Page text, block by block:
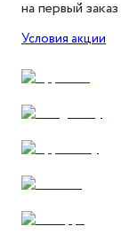
на первый заказ
Условия акции